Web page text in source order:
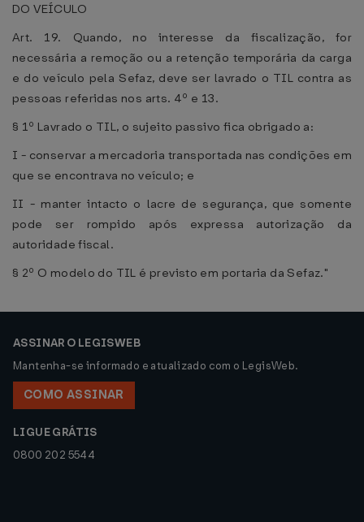
DO VEÍCULO
Art. 19. Quando, no interesse da fiscalização, for
necessária a remoção ou a retenção temporária da carga
e do veículo pela Sefaz, deve ser lavrado o TIL contra as
pessoas referidas nos arts. 4º e 13.
§ 1º Lavrado o TIL, o sujeito passivo fica obrigado a:
I - conservar a mercadoria transportada nas condições em
que se encontrava no veículo; e
II - manter intacto o lacre de segurança, que somente
pode ser rompido após expressa autorização da
autoridade fiscal.
§ 2º O modelo do TIL é previsto em portaria da Sefaz."
ASSINAR O LEGISWEB
Mantenha-se informado e atualizado com o LegisWeb.
COMO ASSINAR
LIGUE GRÁTIS
0800 202 5544